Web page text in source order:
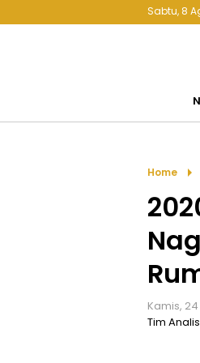
Sabtu, 8
Home arrow_right
Kamis, 24
Tim